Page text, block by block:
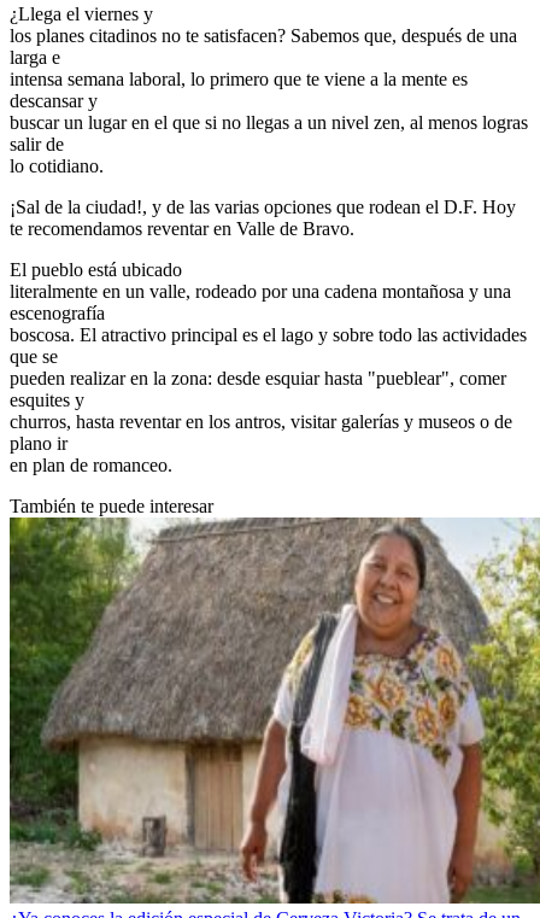
¿Llega el viernes y
los planes citadinos no te satisfacen? Sabemos que, después de una
larga e
intensa semana laboral, lo primero que te viene a la mente es
descansar y
buscar un lugar en el que si no llegas a un nivel zen, al menos logras
salir de
lo cotidiano.
¡Sal de la ciudad!, y de las varias opciones que rodean el D.F. Hoy
te recomendamos reventar en Valle de Bravo.
El pueblo está ubicado
literalmente en un valle, rodeado por una cadena montañosa y una
escenografía
boscosa. El atractivo principal es el lago y sobre todo las actividades
que se
pueden realizar en la zona: desde esquiar hasta "pueblear", comer
esquites y
churros, hasta reventar en los antros, visitar galerías y museos o de
plano ir
en plan de romanceo.
También te puede interesar